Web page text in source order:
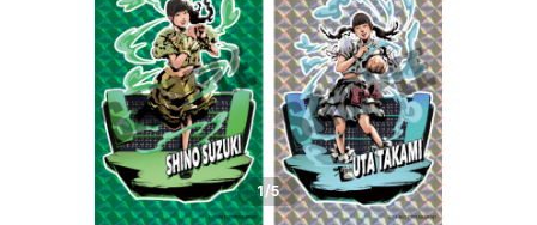
1 /5